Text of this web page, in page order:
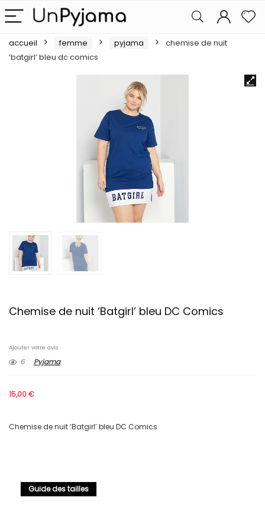
accueil femme pyjama
chemise de nuit
‘batgirl’ bleu dc comics
Chemise de nuit ‘Batgirl’ bleu DC Comics
Ajouter votre avis
6 Pyjama
15,00€
Chemise de nuit ‘Batgirl’ bleu DC Comics
Guide des tailles